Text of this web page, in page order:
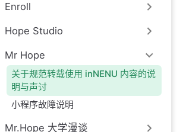
Enroll
Hope Studio
Mr Hope
关于规范转载使用 inNENU 内容的说
明与声讨
小程序故障说明
Mr.Hope 大学漫谈